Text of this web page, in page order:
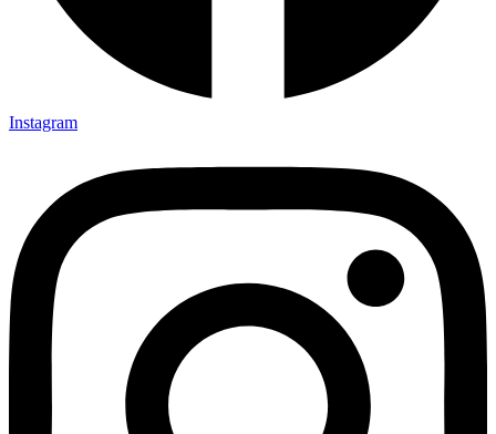
Instagram